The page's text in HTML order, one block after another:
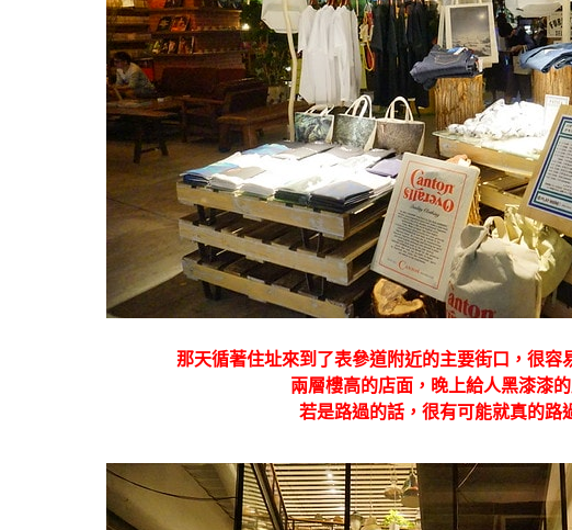
那天循著住址來到了表參道附近的主要街口，很容
兩層樓高的店面，晚上給人黑漆漆的
若是路過的話，很有可能就真的路